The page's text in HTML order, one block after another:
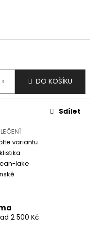
DO KOŠÍKU
variantu
lake
Sdílet
2 500 Kč